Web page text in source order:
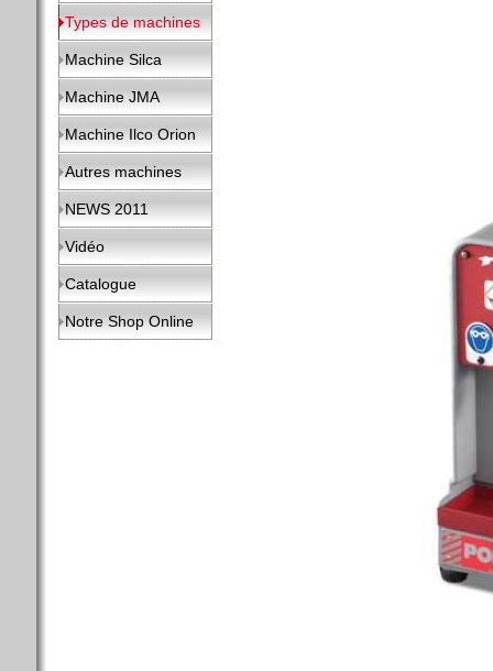
Types de machines
Machine Silca
Machine JMA
Machine Ilco Orion
Autres machines
NEWS 2011
Vidéo
Catalogue
Notre Shop Online